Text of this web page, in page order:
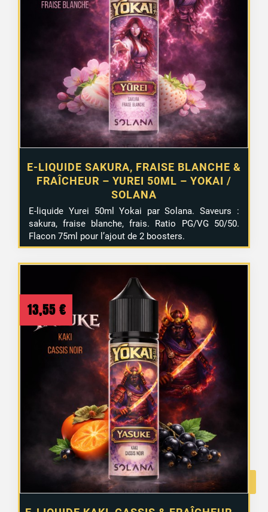
E-LIQUIDE SAKURA, FRAISE BLANCHE &
FRAÎCHEUR – YUREI 50ML – YOKAI /
SOLANA
E-liquide Yurei 50ml Yokai par Solana. Saveurs :
sakura, fraise blanche, frais. Ratio PG/VG 50/50.
Flacon 75ml pour l’ajout de 2 boosters.
13,55 €